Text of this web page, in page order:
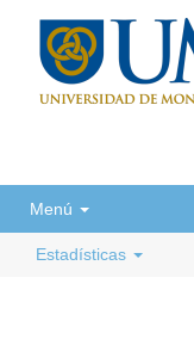
Menú
Estadísticas